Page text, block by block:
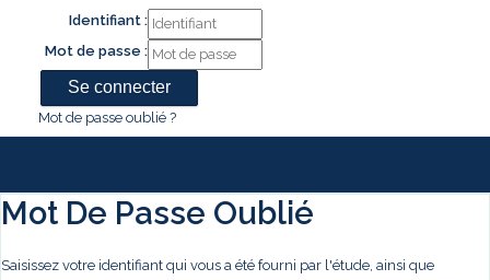
Identifiant :
Mot de passe :
Mot de passe oublié ?
Mot De Passe Oublié
Saisissez votre identifiant qui vous a été fourni par l'étude, ainsi que